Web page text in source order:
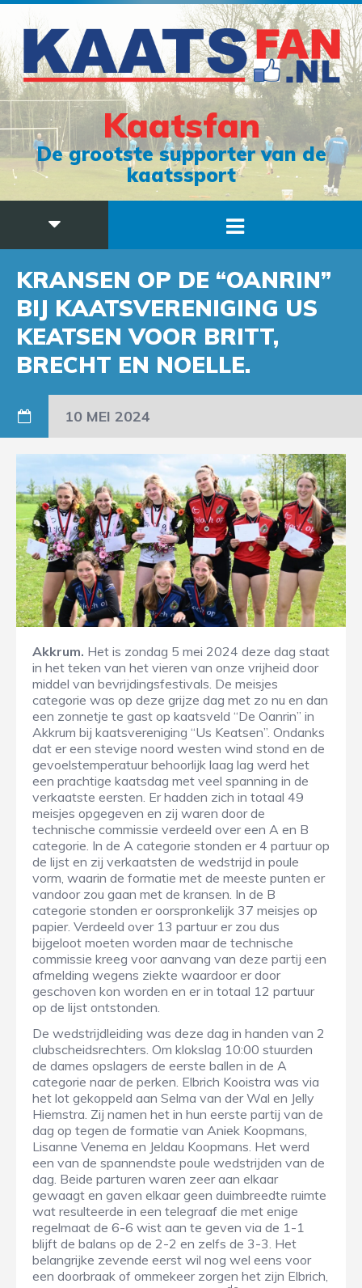
Kaatsfan
De grootste supporter van de
kaatssport
KRANSEN OP DE “OANRIN”
BIJ KAATSVERENIGING US
KEATSEN VOOR BRITT,
BRECHT EN NOELLE.
10 MEI 2024
Akkrum. Het is zondag 5 mei 2024 deze dag staat
in het teken van het vieren van onze vrijheid door
middel van bevrijdingsfestivals. De meisjes
categorie was op deze grijze dag met zo nu en dan
een zonnetje te gast op kaatsveld “De Oanrin” in
Akkrum bij kaatsvereniging “Us Keatsen”. Ondanks
dat er een stevige noord westen wind stond en de
gevoelstemperatuur behoorlijk laag lag werd het
een prachtige kaatsdag met veel spanning in de
verkaatste eersten. Er hadden zich in totaal 49
meisjes opgegeven en zij waren door de
technische commissie verdeeld over een A en B
categorie. In de A categorie stonden er 4 partuur op
de lijst en zij verkaatsten de wedstrijd in poule
vorm, waarin de formatie met de meeste punten er
vandoor zou gaan met de kransen. In de B
categorie stonden er oorspronkelijk 37 meisjes op
papier. Verdeeld over 13 partuur er zou dus
bijgeloot moeten worden maar de technische
commissie kreeg voor aanvang van deze partij een
afmelding wegens ziekte waardoor er door
geschoven kon worden en er in totaal 12 partuur
op de lijst ontstonden.
De wedstrijdleiding was deze dag in handen van 2
clubscheidsrechters. Om klokslag 10:00 stuurden
de dames opslagers de eerste ballen in de A
categorie naar de perken. Elbrich Kooistra was via
het lot gekoppeld aan Selma van der Wal en Jelly
Hiemstra. Zij namen het in hun eerste partij van de
dag op tegen de formatie van Aniek Koopmans,
Lisanne Venema en Jeldau Koopmans. Het werd
een van de spannendste poule wedstrijden van de
dag. Beide parturen waren zeer aan elkaar
gewaagt en gaven elkaar geen duimbreedte ruimte
wat resulteerde in een telegraaf die met enige
regelmaat de 6-6 wist aan te geven via de 1-1
blijft de balans op de 2-2 en zelfs de 3-3. Het
belangrijke zevende eerst wil nog wel eens voor
een doorbraak of ommekeer zorgen het zijn Elbrich,